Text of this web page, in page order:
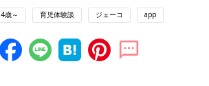
4歳～ 育児体験談 ジェーコ app